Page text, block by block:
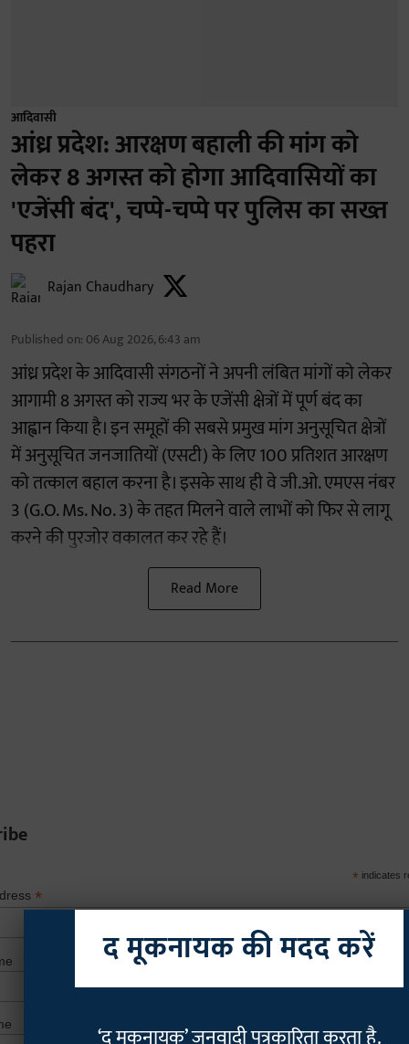
आदिवासी
आंध्र प्रदेश: आरक्षण बहाली की मांग को
लेकर 8 अगस्त को होगा आदिवासियों का
'एजेंसी बंद', चप्पे-चप्पे पर पुलिस का सख्त
पहरा
Rajan Chaudhary
Published on: 06 Aug 2026, 6:43 am
आंध्र प्रदेश के आदिवासी संगठनों ने अपनी लंबित मांगों को लेकर
आगामी 8 अगस्त को राज्य भर के एजेंसी क्षेत्रों में पूर्ण बंद का
आह्वान किया है। इन समूहों की सबसे प्रमुख मांग अनुसूचित क्षेत्रों
में अनुसूचित जनजातियों (एसटी) के लिए 100 प्रतिशत आरक्षण
को तत्काल बहाल करना है। इसके साथ ही वे जी.ओ. एमएस नंबर
3 (G.O. Ms. No. 3) के तहत मिलने वाले लाभों को फिर से लागू
करने की पुरजोर वकालत कर रहे हैं।
Read More
* indicates
*
द मूकनायक की मदद करें